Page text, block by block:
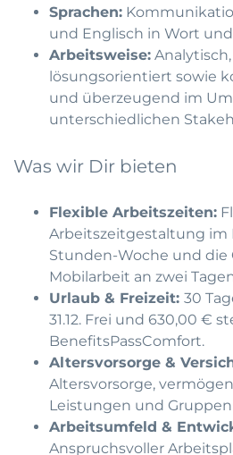
Sprachen:
und Englisch in Wort
Arbeitsweise:
lösungsorientiert sowie
und überzeugend im
unterschiedlichen
Was wir Dir bieten
Flexible Arbeitszeiten:
Arbeitszeitgestaltung im
Stunden-Woche und die
Mobilarbeit an zwei
Urlaub & Freizeit: 30
31.12. Frei und 630,00 €
BenefitsPassComfort.
Altersvorsorge &
Altersvorsorge,
Leistungen und
Arbeitsumfeld &
Anspruchsvoller